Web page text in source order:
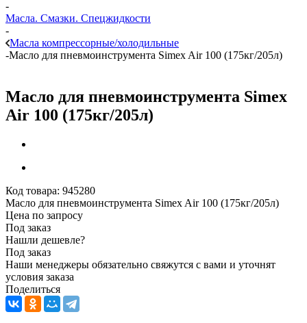
-
Масла. Смазки. Спецжидкости
-
Масла компрессорные/холодильные
-Масло для пневмоинструмента Simex Air 100 (175кг/205л)
Масло для пневмоинструмента Simex
Air 100 (175кг/205л)
Код товара: 945280
Масло для пневмоинструмента Simex Air 100 (175кг/205л)
Цена по запросу
Под заказ
Нашли дешевле?
Под заказ
Наши менеджеры обязательно свяжутся с вами и уточнят
условия заказа
Поделиться